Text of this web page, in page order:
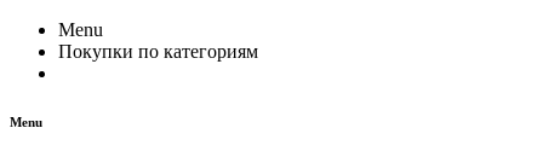
Menu
Покупки по категориям
Menu